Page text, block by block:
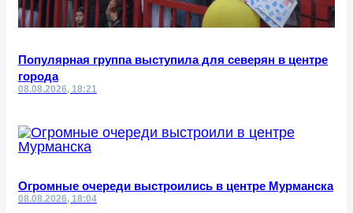
Популярная группа выступила для северян в центре
города
08.08.2026, 18:21
Огромные очереди выстроились в центре Мурманска
08.08.2026, 18:04